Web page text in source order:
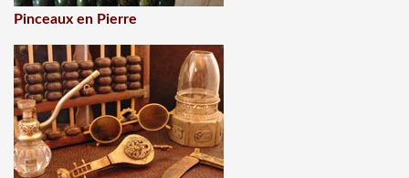
Pinceaux en Pierre